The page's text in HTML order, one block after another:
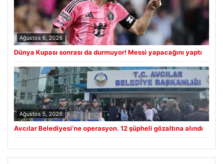
Ağustos 6, 2026
Dünya Kupası sonrası da durmuyor! Messi yapacağını yaptı
Ağustos 5, 2026
Avcılar Belediyesi’ne operasyon. 12 şüpheli gözaltına alındı